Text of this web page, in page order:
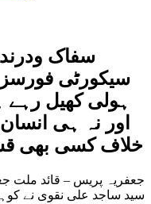
سفاک
سیکورٹی
ہولی کھیل رہے
اور نہ ہی
خلاف کسی بھی
جعفریہ پریس – قائد ملت
سید ساجد علی نقوی نے